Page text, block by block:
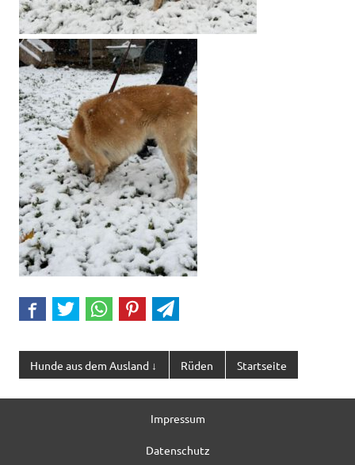
Hunde aus dem Ausland ↓ Rüden Startseite
Impressum
Datenschutz